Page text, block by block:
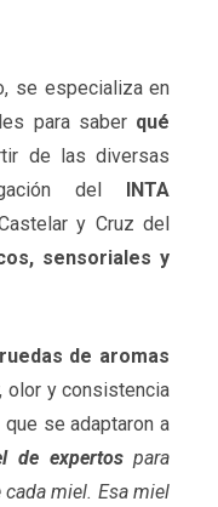
se especializa en
para saber qué
de las diversas
del INTA
y Cruz del
sensoriales y
ruedas de aromas
olor y consistencia
que se adaptaron a
de expertospara
miel. Esa miel